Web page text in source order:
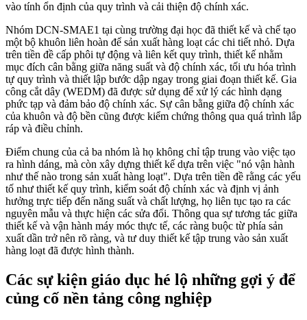
vào tính ổn định của quy trình và cải thiện độ chính xác.
Nhóm DCN-SMAE1 tại cùng trường đại học đã thiết kế và chế tạo
một bộ khuôn liên hoàn để sản xuất hàng loạt các chi tiết nhỏ. Dựa
trên tiền đề cấp phôi tự động và liên kết quy trình, thiết kế nhằm
mục đích cân bằng giữa năng suất và độ chính xác, tối ưu hóa trình
tự quy trình và thiết lập bước dập ngay trong giai đoạn thiết kế. Gia
công cắt dây (WEDM) đã được sử dụng để xử lý các hình dạng
phức tạp và đảm bảo độ chính xác. Sự cân bằng giữa độ chính xác
của khuôn và độ bền cũng được kiểm chứng thông qua quá trình lắp
ráp và điều chỉnh.
Điểm chung của cả ba nhóm là họ không chỉ tập trung vào việc tạo
ra hình dáng, mà còn xây dựng thiết kế dựa trên việc "nó vận hành
như thế nào trong sản xuất hàng loạt". Dựa trên tiền đề rằng các yếu
tố như thiết kế quy trình, kiểm soát độ chính xác và định vị ảnh
hưởng trực tiếp đến năng suất và chất lượng, họ liên tục tạo ra các
nguyên mẫu và thực hiện các sửa đổi. Thông qua sự tương tác giữa
thiết kế và vận hành máy móc thực tế, các ràng buộc từ phía sản
xuất dần trở nên rõ ràng, và tư duy thiết kế tập trung vào sản xuất
hàng loạt đã được hình thành.
Các sự kiện giáo dục hé lộ những gợi ý để
củng cố nền tảng công nghiệp